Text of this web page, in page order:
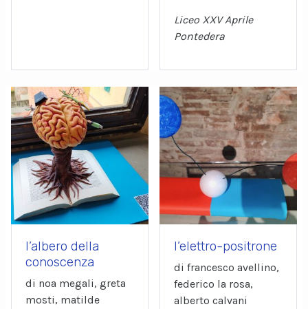
Liceo XXV Aprile
Pontedera
l’albero della
conoscenza
di noa megali, greta
mosti, matilde
l’elettro-positrone
di francesco avellino,
federico la rosa,
alberto calvani